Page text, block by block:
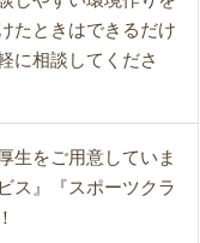
たときはできるだけ
に相談してくださ
生をご用意していま
ス』『スポーツクラ